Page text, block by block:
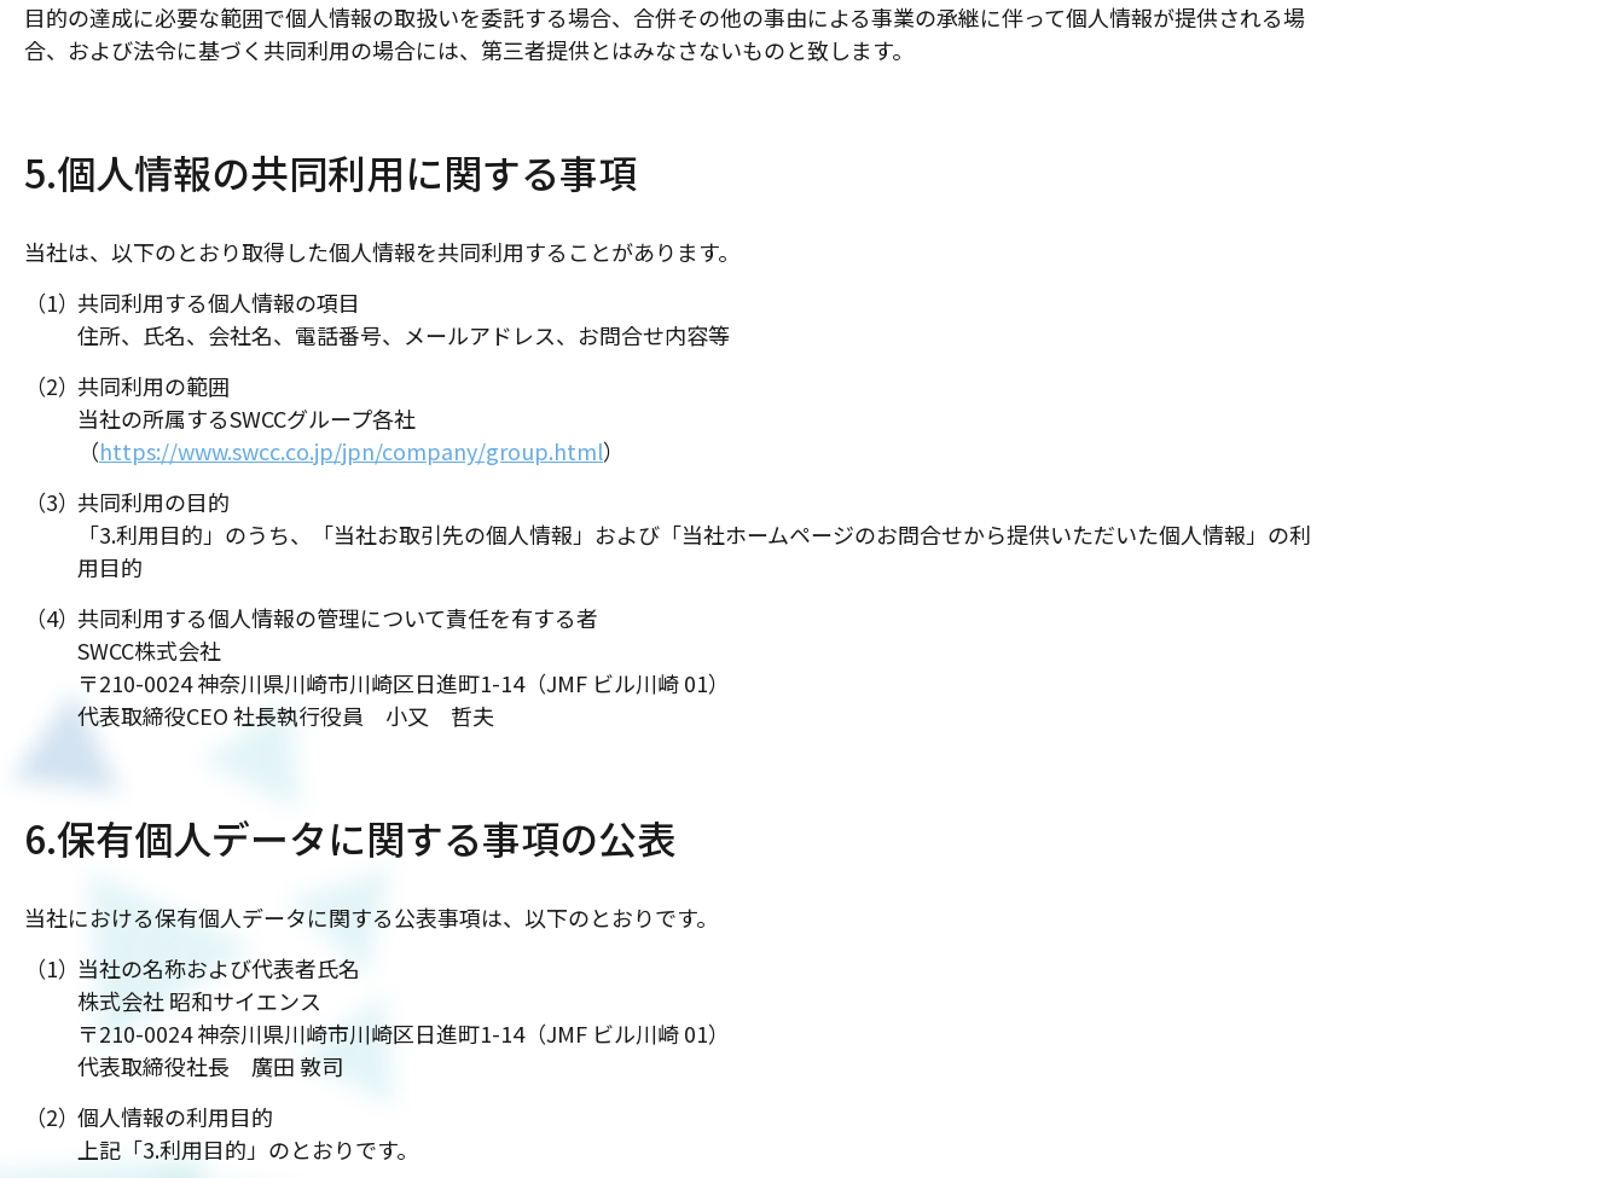
目的の達成に必要な範囲で個人情報の取扱いを委託する場合、合併その他の事由による事業の承継に伴って個人情報が提供される場
合、および法令に基づく共同利用の場合には、第三者提供とはみなさないものと致します。
5.個人情報の共同利用に関する事項
当社は、以下のとおり取得した個人情報を共同利用することがあります。
共同利用する個人情報の項目
住所、氏名、会社名、電話番号、メールアドレス、お問合せ内容等
共同利用の範囲
当社の所属するSWCCグループ各社
（https://www.swcc.co.jp/jpn/company/group.html）
共同利用の目的
「3.利用目的」のうち、「当社お取引先の個人情報」および「当社ホームページのお問合せから提供いただいた個人情報」の利
用目的
共同利用する個人情報の管理について責任を有する者
SWCC株式会社
〒210-0024 神奈川県川崎市川崎区日進町1-14（JMF ビル川崎 01）
代表取締役CEO 社長執行役員 小又 哲夫
6.保有個人データに関する事項の公表
当社における保有個人データに関する公表事項は、以下のとおりです。
当社の名称および代表者氏名
株式会社 昭和サイエンス
〒210-0024 神奈川県川崎市川崎区日進町1-14（JMF ビル川崎 01）
代表取締役社長 廣田 敦司
個人情報の利用目的
上記「3.利用目的」のとおりです。